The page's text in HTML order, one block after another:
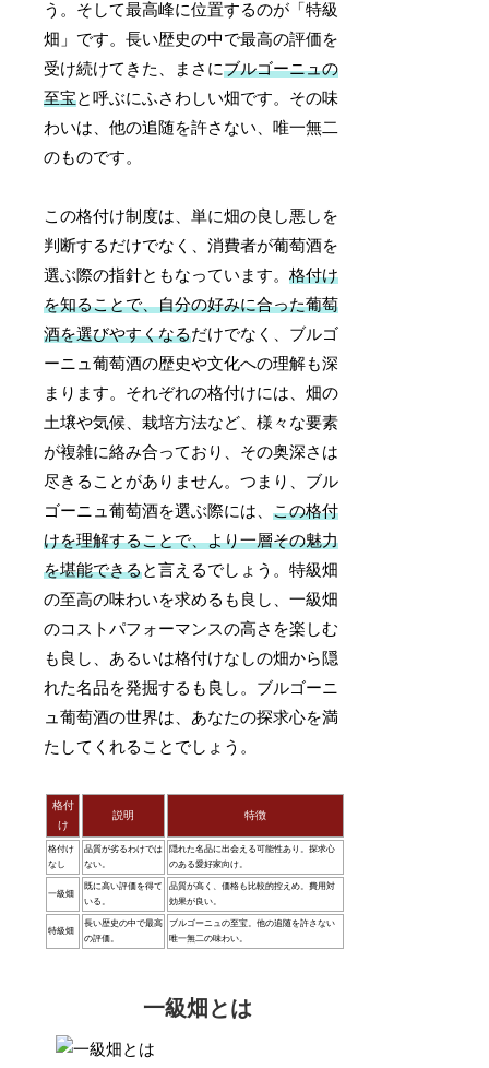
う。そして最高峰に位置するのが「特級
畑」です。長い歴史の中で最高の評価を
受け続けてきた、まさにブルゴーニュの
至宝と呼ぶにふさわしい畑です。その味
わいは、他の追随を許さない、唯一無二
のものです。
この格付け制度は、単に畑の良し悪しを
判断するだけでなく、消費者が葡萄酒を
選ぶ際の指針ともなっています。格付け
を知ることで、自分の好みに合った葡萄
酒を選びやすくなるだけでなく、ブルゴ
ーニュ葡萄酒の歴史や文化への理解も深
まります。それぞれの格付けには、畑の
土壌や気候、栽培方法など、様々な要素
が複雑に絡み合っており、その奥深さは
尽きることがありません。つまり、ブル
ゴーニュ葡萄酒を選ぶ際には、この格付
けを理解することで、より一層その魅力
を堪能できると言えるでしょう。特級畑
の至高の味わいを求めるも良し、一級畑
のコストパフォーマンスの高さを楽しむ
も良し、あるいは格付けなしの畑から隠
れた名品を発掘するも良し。ブルゴーニ
ュ葡萄酒の世界は、あなたの探求心を満
たしてくれることでしょう。
格付
け
説明 特徴
格付け
なし
品質が劣るわけでは
ない。
隠れた名品に出会える可能性あり。探求心
のある愛好家向け。
一級畑
既に高い評価を得て
いる。
品質が高く、価格も比較的控えめ。費用対
効果が良い。
特級畑
長い歴史の中で最高
の評価。
ブルゴーニュの至宝。他の追随を許さない
唯一無二の味わい。
一級畑とは